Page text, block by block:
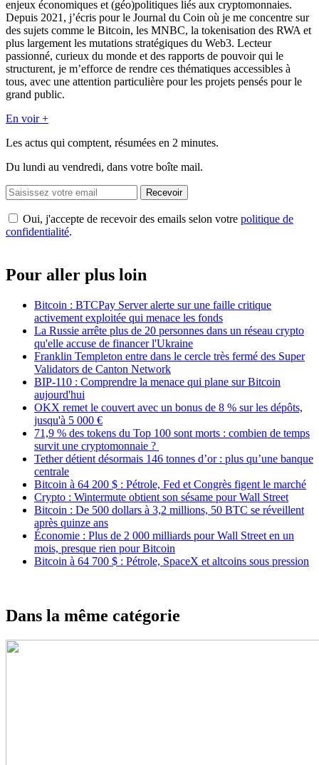
enjeux économiques et (géo)politiques liés aux cryptomonnaies.
Depuis 2021, j’écris pour le Journal du Coin où je me concentre sur
des sujets comme le Bitcoin, les MNBC, la tokenisation des RWA et
plus largement les mutations stratégiques du Web3. Lecteur
passionné, curieux du monde et des rapports de pouvoir qui le
structurent, je m’efforce de rendre ces thématiques accessibles à
tous, avec une attention particulière pour les projets pensés pour le
grand public.
En voir +
Les actus qui comptent, résumées en 2 minutes.
Du lundi au vendredi, dans votre boîte mail.
Recevoir
Oui, j'accepte de recevoir des emails selon votre politique de
confidentialité.
Pour aller plus loin
Bitcoin : BTCPay Server alerte sur une faille critique
activement exploitée qui menace les fonds
La Russie arrête plus de 20 personnes dans un réseau crypto
qu'elle accuse de financer l'Ukraine
Franklin Templeton entre dans le cercle très fermé des Super
Validators de Canton Network
BIP-110 : Comprendre la menace qui plane sur Bitcoin
aujourd'hui
OKX remet le couvert avec un bonus de 8 % sur les dépôts,
jusqu'à 5 000 €
71,9 % des tokens du Top 100 sont morts : combien de temps
survit une cryptomonnaie ?
Tether détient désormais 146 tonnes d’or : plus qu’une banque
centrale
Bitcoin à 64 200 $ : Pétrole, Fed et Congrès figent le marché
Crypto : Wintermute obtient son sésame pour Wall Street
Bitcoin : De 500 dollars à 3,2 millions, 50 BTC se réveillent
après quinze ans
Économie : Plus de 2 000 milliards pour Wall Street en un
mois, presque rien pour Bitcoin
Bitcoin à 64 700 $ : Pétrole, SpaceX et altcoins sous pression
Dans la même catégorie